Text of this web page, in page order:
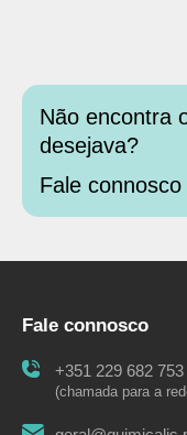
Não encontra
desejava?
Fale connosco
Fale connosco
+351 229 682
(chamada para a